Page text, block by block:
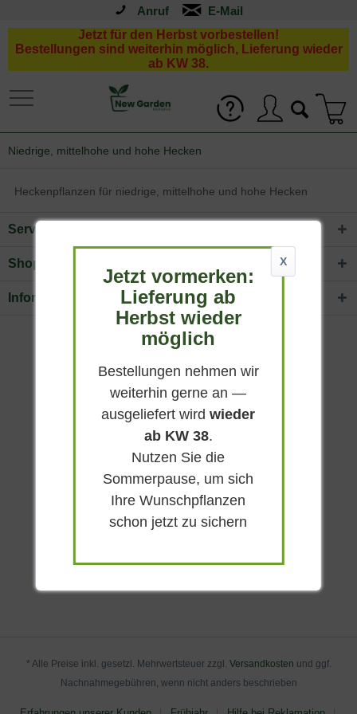
Anruf
Jetzt für den Herbst vorbestellen!
Bestellungen sind weiterhin möglich, Lieferung wieder
ab KW 38.
Niedrige, mittelhohe und hohe Hecken
Heckenpflanzen für niedrige, mittelhohe und hohe Hecken
X
Jetzt vormerken:
Lieferung ab
Herbst wieder
möglich
Bestellungen nehmen wir
weiterhin gerne an —
ausgeliefert wirdwieder
ab KW 38.
Nutzen Sie die
Sommerpause, um sich
Ihre Wunschpflanzen
schon jetzt zu sichern
Service Hotline
Shop Service
Informationen
* Alle Preise inkl. gesetzl. Mehrwertsteuer zzgl. Versandkosten und ggf.
Nachnahmegebühren, wenn nicht anders beschrieben